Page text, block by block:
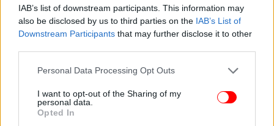
IAB’s list of downstream participants. This information may
also be disclosed by us to third parties on the IAB’s List of
Downstream Participants that may further disclose it to other
Please note that this website/app uses one or more Google
not limited to your visit or usage behaviour. You may click to
grant or deny consent to Google and its third-party tags to
use your data for below specified purposes in below Google
Personal Data Processing Opt Outs
I want to opt-out of the Sharing of my
personal data.
Opted In
δει αυξήσεις στις πρώτες ύλες. Βλέπω να λένε για 5
ευρώ, αναφερόμενοι σε καθήμενους βέβαια. Όμως
προς το παρόν δεν βλέπω κάποια αλλαγή, δεν
έχουμε διαφορές στα τιμολόγια», εξηγεί, από την
πλευρά της, η Έλσα Κουκουμέρια
, πρόεδρος του
Συνδέσμου Αρτοποιών Θεσσαλονίκης.
«Βαρίδι» για την εστίαση οι αυξήσεις στον καφέ